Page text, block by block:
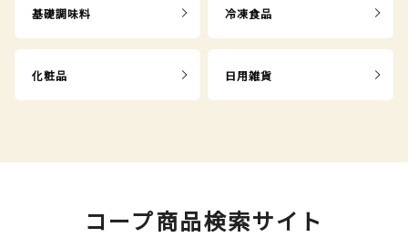
基礎調味料 冷凍食品
化粧品 日用雑貨
コープ商品検索サイト